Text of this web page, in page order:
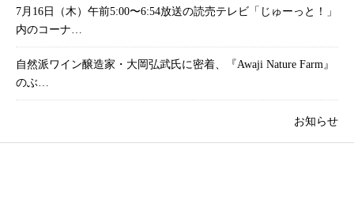
7月16日（木）午前5:00〜6:54放送の読売テレビ「じゅーっと！」
内のコーナ…
自然派ワイン醸造家・大岡弘武氏に密着、『Awaji Nature Farm』
のぶ…
お知らせ